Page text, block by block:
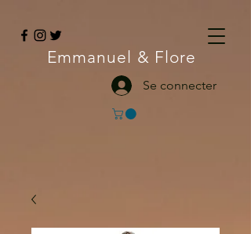
Emmanuel & Flore
Se connecter